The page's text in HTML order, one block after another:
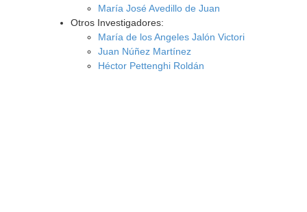
María José Avedillo de Juan
Otros Investigadores:
María de los Angeles Jalón Victori
Juan Núñez Martínez
Héctor Pettenghi Roldán